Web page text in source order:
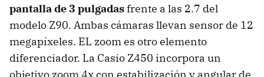
pantalla de 3 pulgadasfrente a las 2.7 del
modelo Z90. Ambas cámaras llevan sensor de 12
megapíxeles. EL zoom es otro elemento
diferenciador. La Casio Z450 incorpora un
objetivo zoom 4x con estabilización y angular de